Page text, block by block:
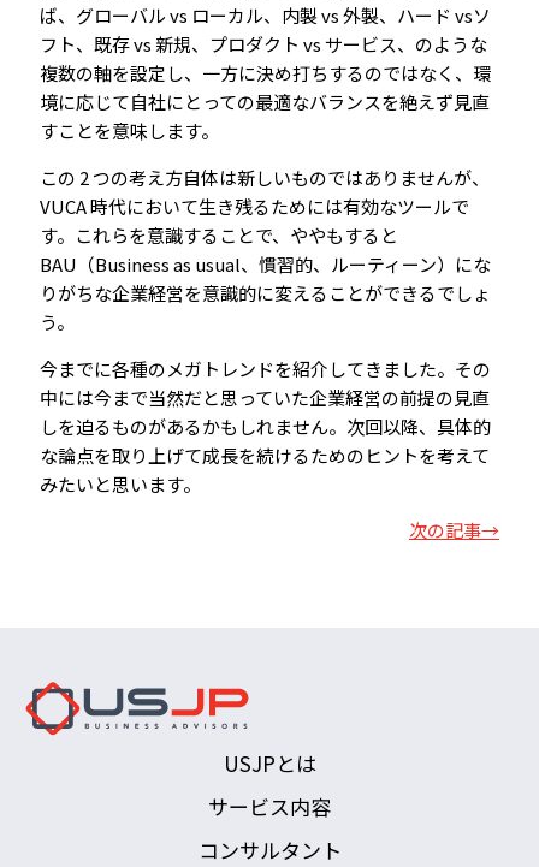
ば、グローバル vs ローカル、内製 vs 外製、ハード vsソ
フト、既存 vs 新規、プロダクト vs サービス、のような
複数の軸を設定し、一方に決め打ちするのではなく、環
境に応じて自社にとっての最適なバランスを絶えず見直
すことを意味します。
この 2 つの考え方自体は新しいものではありませんが、
VUCA 時代において生き残るためには有効なツールで
す。これらを意識することで、ややもすると
BAU（Business as usual、慣習的、ルーティーン）にな
りがちな企業経営を意識的に変えることができるでしょ
う。
今までに各種のメガトレンドを紹介してきました。その
中には今まで当然だと思っていた企業経営の前提の見直
しを迫るものがあるかもしれません。次回以降、具体的
な論点を取り上げて成長を続けるためのヒントを考えて
みたいと思います。
次の記事→
USJPとは
サービス内容
コンサルタント